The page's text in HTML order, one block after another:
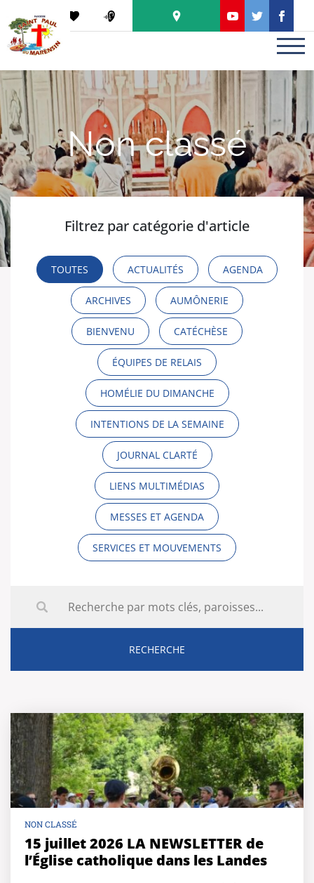
PODCAST
Non classé
Filtrez par catégorie d'article
TOUTES ACTUALITÉS AGENDA
ARCHIVES AUMÔNERIE
BIENVENU CATÉCHÈSE
ÉQUIPES DE RELAIS
HOMÉLIE DU DIMANCHE
INTENTIONS DE LA SEMAINE
JOURNAL CLARTÉ
LIENS MULTIMÉDIAS
MESSES ET AGENDA
SERVICES ET MOUVEMENTS
NON CLASSÉ
15 juillet 2026 LA NEWSLETTER de
l’Église catholique dans les Landes
Panneau de gestion des cookies